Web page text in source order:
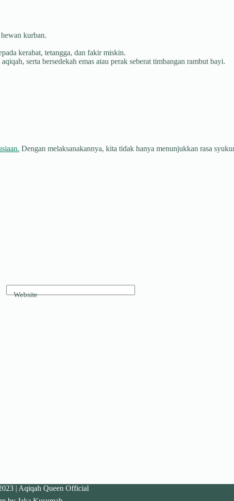
kurban.
kerabat, tetangga, dan fakir miskin.
serta bersedekah emas atau perak seberat timbangan rambut bayi.
Dengan melaksanakannya, kita tidak hanya menunjukkan rasa
Website
| Aqiqah Queen Official